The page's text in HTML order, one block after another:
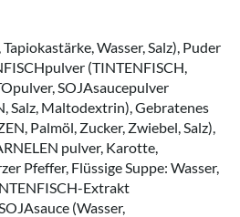
Wasser, Salz), Puder
(TINTENFISCH,
SOJAsaucepulver
Salz, Maltodextrin), Gebratenes
Palmöl, Zucker, Zwiebel, Salz),
pulver, Karotte,
Pfeffer, Flüssige Suppe: Wasser,
Extrakt
(Wasser,